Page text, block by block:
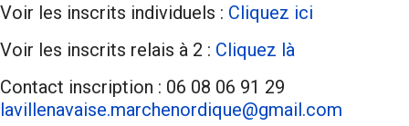
Voir les inscrits individuels : Cliquez ici
Voir les inscrits relais à 2 : Cliquez là
Contact inscription : 06 08 06 91 29
lavillenavaise.marchenordique@gmail.com